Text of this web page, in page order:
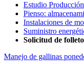
Estudio
Pienso:
Instalaciones de
Suministro
Solicitud de
Manejo de gallinas